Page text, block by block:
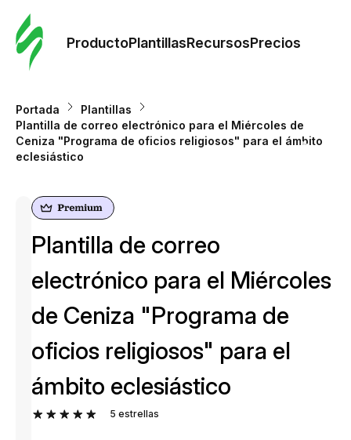
ProductoPlantillasRecursosPrecios
Portada
Plantillas
Plantilla de correo electrónico para el Miércoles de
Ceniza "Programa de oficios religiosos" para el ámbito
eclesiástico
Plantilla de correo
electrónico para el Miércoles
de Ceniza "Programa de
oficios religiosos" para el
ámbito eclesiástico
5 estrellas